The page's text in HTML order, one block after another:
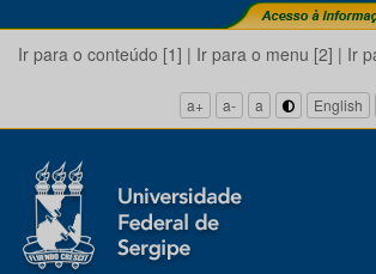
Ir para o conteúdo [1] | Ir para o menu [2] | Ir
a+ a- a English